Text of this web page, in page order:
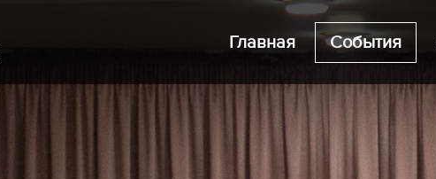
Главная События